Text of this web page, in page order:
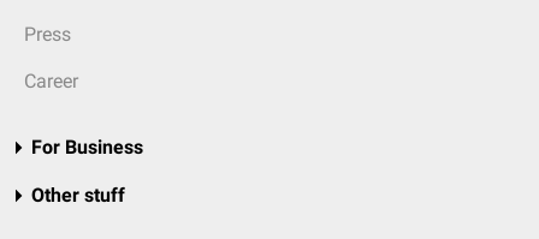
Press
Career
For Business
Other stuff